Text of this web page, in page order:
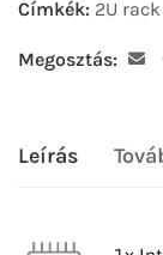
Címkék: 2U
Megosztás:
Leírás